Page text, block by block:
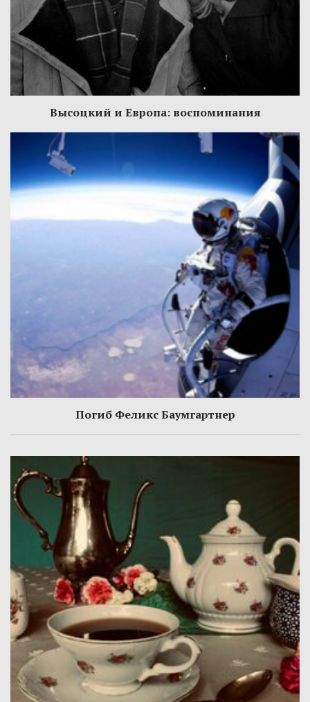
Высоцкий и Европа: воспоминания
Погиб Феликс Баумгартнер